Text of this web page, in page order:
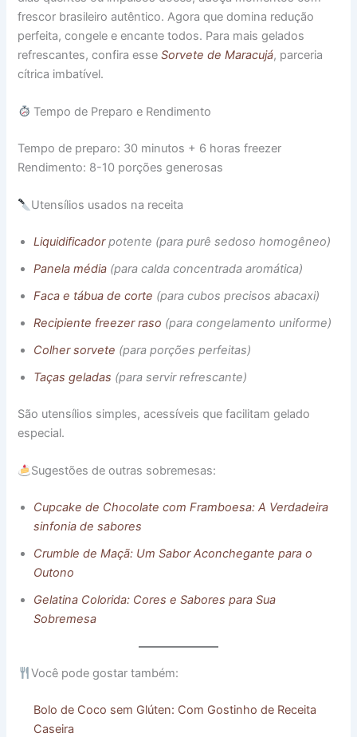
frescor brasileiro autêntico. Agora que domina redução
perfeita, congele e encante todos. Para mais gelados
refrescantes, confira esseSorvete de Maracujá, parceria
cítrica imbatível.
Tempo de Preparo e Rendimento
Tempo de preparo: 30 minutos + 6 horas freezer
Rendimento: 8-10 porções generosas
Utensílios usados na receita
Liquidificadorpotente (para purê sedoso homogêneo)
Panela média (para calda concentrada aromática)
Faca e tábua de corte (para cubos precisos abacaxi)
Recipiente freezer raso (para congelamento uniforme)
Colher sorvete (para porções perfeitas)
Taças geladas (para servir refrescante)
São utensílios simples, acessíveis que facilitam gelado
especial.
Sugestões de outras sobremesas:
Cupcake de Chocolate com Framboesa: A Verdadeira
sinfonia de sabores
Crumble de Maçã: Um Sabor Aconchegante para o
Outono
Gelatina Colorida: Cores e Sabores para Sua
Sobremesa
Você pode gostar também:
Bolo de Coco sem Glúten: Com Gostinho de Receita
Caseira